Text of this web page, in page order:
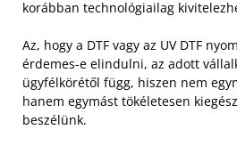
korábban technológiailag
Az, hogy a DTF vagy az UV DTF
érdemes-e elindulni, az adott
ügyfélkörétől függ, hiszen nem
hanem egymást tökéletesen
beszélünk.